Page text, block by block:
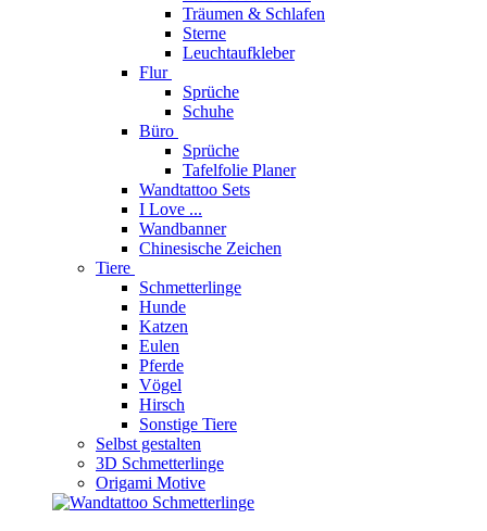
Träumen & Schlafen
Sterne
Leuchtaufkleber
Flur
Sprüche
Schuhe
Büro
Sprüche
Tafelfolie Planer
Wandtattoo Sets
I Love ...
Wandbanner
Chinesische Zeichen
Tiere
Schmetterlinge
Hunde
Katzen
Eulen
Pferde
Vögel
Hirsch
Sonstige Tiere
Selbst gestalten
3D Schmetterlinge
Origami Motive